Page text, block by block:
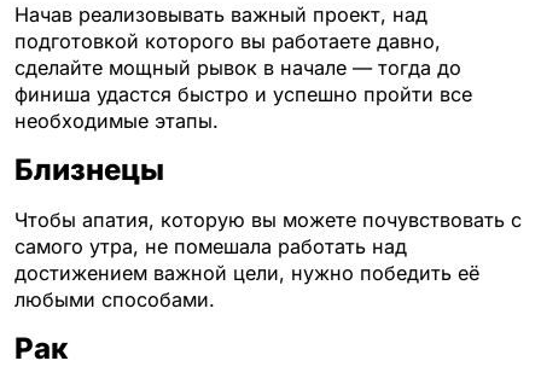
Начав реализовывать важный проект, над
подготовкой которого вы работаете давно,
сделайте мощный рывок в начале — тогда до
финиша удастся быстро и успешно пройти все
необходимые этапы.
Близнецы
Чтобы апатия, которую вы можете почувствовать с
самого утра, не помешала работать над
достижением важной цели, нужно победить её
любыми способами.
Рак